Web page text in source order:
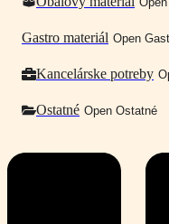
Gastro materiál Open
Kancelárske potreby
Ostatné Open Ostatné